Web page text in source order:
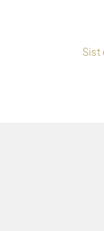
Sist